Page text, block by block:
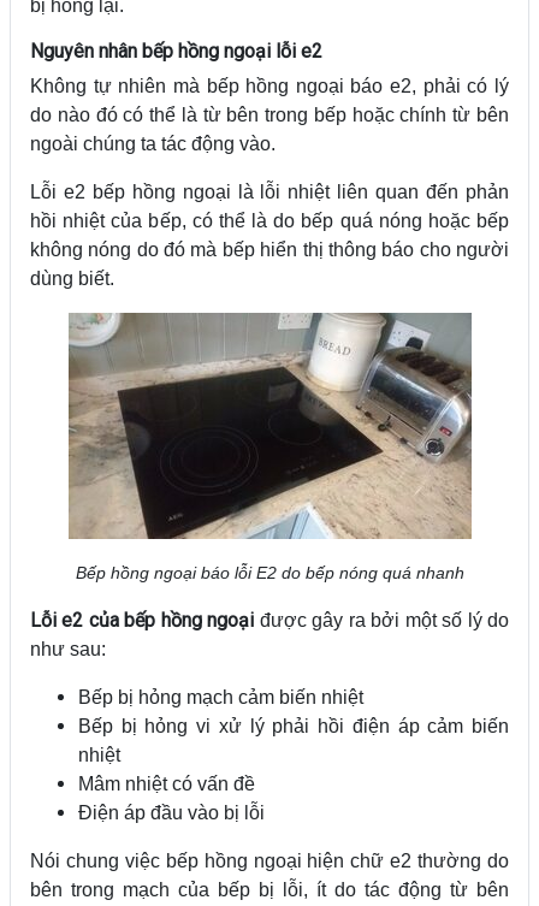
bị hỏng lại.
Nguyên nhân bếp hồng ngoại lỗi e2
Không tự nhiên mà bếp hồng ngoại báo e2, phải có lý
do nào đó có thể là từ bên trong bếp hoặc chính từ bên
ngoài chúng ta tác động vào.
Lỗi e2 bếp hồng ngoại là lỗi nhiệt liên quan đến phản
hồi nhiệt của bếp, có thể là do bếp quá nóng hoặc bếp
không nóng do đó mà bếp hiển thị thông báo cho người
dùng biết.
Bếp hồng ngoại báo lỗi E2 do bếp nóng quá nhanh
Lỗi e2 của bếp hồng ngoại được gây ra bởi một số lý do
như sau:
Bếp bị hỏng mạch cảm biến nhiệt
Bếp bị hỏng vi xử lý phải hồi điện áp cảm biến
nhiệt
Mâm nhiệt có vấn đề
Điện áp đầu vào bị lỗi
Nói chung việc bếp hồng ngoại hiện chữ e2 thường do
bên trong mạch của bếp bị lỗi, ít do tác động từ bên